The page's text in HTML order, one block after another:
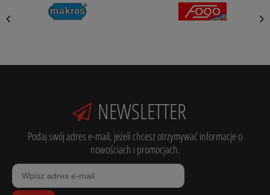
NEWSLETTER
Podaj swój adres e-mail, jeżeli chcesz otrzymywać informacje o
nowościach i promocjach.